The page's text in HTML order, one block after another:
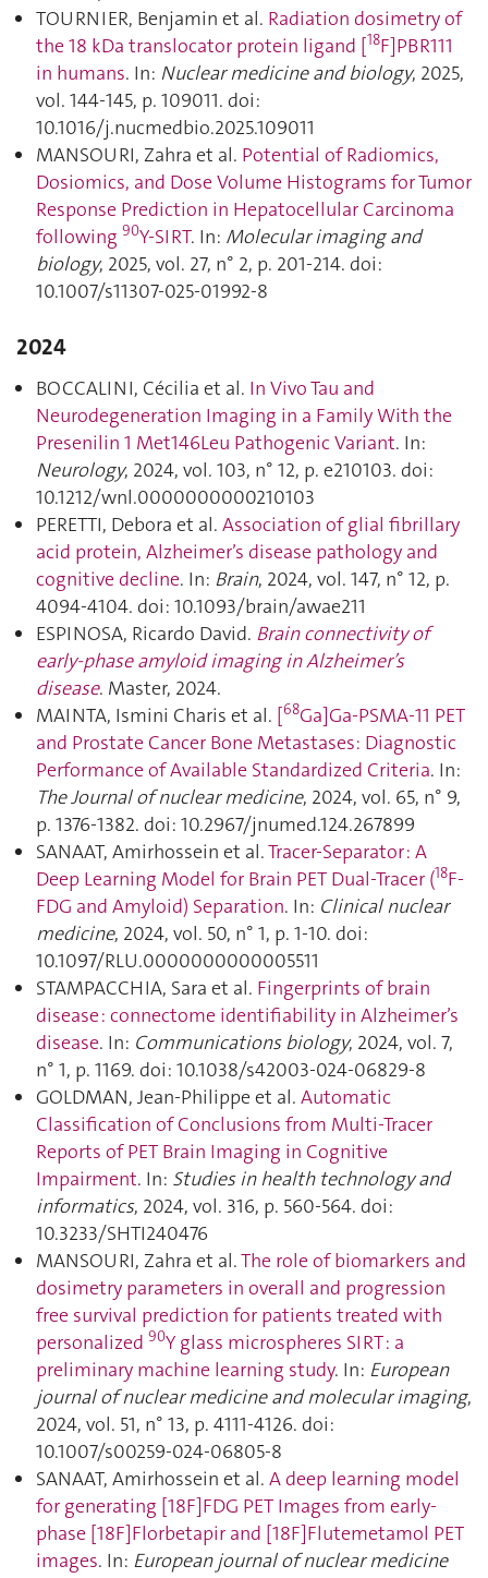
TOURNIER, Benjamin et al. Radiation dosimetry of
the 18 kDa translocator protein ligand [18F]PBR111
in humans. In: Nuclear medicine and biology, 2025,
vol. 144-145, p. 109011. doi:
10.1016/j.nucmedbio.2025.109011
MANSOURI, Zahra et al. Potential of Radiomics,
Dosiomics, and Dose Volume Histograms for Tumor
Response Prediction in Hepatocellular Carcinoma
following 90Y-SIRT. In: Molecular imaging and
biology, 2025, vol. 27, n° 2, p. 201‑214. doi:
10.1007/s11307-025-01992-8
2024
BOCCALINI, Cécilia et al. In Vivo Tau and
Neurodegeneration Imaging in a Family With the
Presenilin 1 Met146Leu Pathogenic Variant. In:
Neurology, 2024, vol. 103, n° 12, p. e210103. doi:
10.1212/wnl.0000000000210103
PERETTI, Debora et al. Association of glial fibrillary
acid protein, Alzheimer’s disease pathology and
cognitive decline. In: Brain, 2024, vol. 147, n° 12, p.
4094‑4104. doi: 10.1093/brain/awae211
ESPINOSA, Ricardo David. Brain connectivity of
early-phase amyloid imaging in Alzheimer’s
disease. Master, 2024.
MAINTA, Ismini Charis et al. [68Ga]Ga-PSMA-11 PET
and Prostate Cancer Bone Metastases: Diagnostic
Performance of Available Standardized Criteria. In:
The Journal of nuclear medicine, 2024, vol. 65, n° 9,
p. 1376‑1382. doi: 10.2967/jnumed.124.267899
SANAAT, Amirhossein et al.Tracer-Separator : A
Deep Learning Model for Brain PET Dual-Tracer (18F-
FDG and Amyloid) Separation. In: Clinical nuclear
medicine, 2024, vol. 50, n° 1, p. 1‑10. doi:
10.1097/RLU.0000000000005511
STAMPACCHIA, Sara et al. Fingerprints of brain
disease : connectome identifiability in Alzheimer’s
disease. In: Communications biology, 2024, vol. 7,
n° 1, p. 1169. doi: 10.1038/s42003-024-06829-8
GOLDMAN, Jean-Philippe et al. Automatic
Classification of Conclusions from Multi-Tracer
Reports of PET Brain Imaging in Cognitive
Impairment. In: Studies in health technology and
informatics, 2024, vol. 316, p. 560‑564. doi:
10.3233/SHTI240476
MANSOURI, Zahra et al.The role of biomarkers and
dosimetry parameters in overall and progression
free survival prediction for patients treated with
personalized 90Y glass microspheres SIRT : a
preliminary machine learning study. In: European
journal of nuclear medicine and molecular imaging,
2024, vol. 51, n° 13, p. 4111‑4126. doi:
10.1007/s00259-024-06805-8
SANAAT, Amirhossein et al. A deep learning model
for generating [18F]FDG PET Images from early-
phase [18F]Florbetapir and [18F]Flutemetamol PET
images. In: European journal of nuclear medicine